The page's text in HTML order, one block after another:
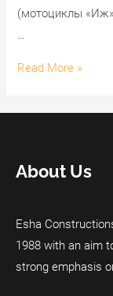
(мотоциклы
…
Freespin
İyi
Read More »
About Us
Esha
1988 with an aim
strong emphasis